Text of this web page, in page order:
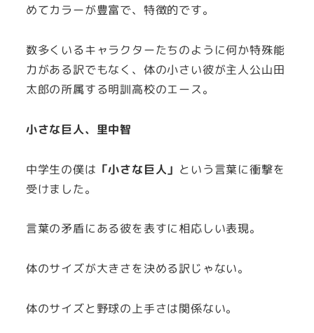
めてカラーが豊富で、特徴的です。
数多くいるキャラクターたちのように何か特殊能
力がある訳でもなく、体の小さい彼が主人公山田
太郎の所属する明訓高校のエース。
小さな巨人、里中智
中学生の僕は 「小さな巨人」 という言葉に衝撃を
受けました。
言葉の矛盾にある彼を表すに相応しい表現。
体のサイズが大きさを決める訳じゃない。
体のサイズと野球の上手さは関係ない。